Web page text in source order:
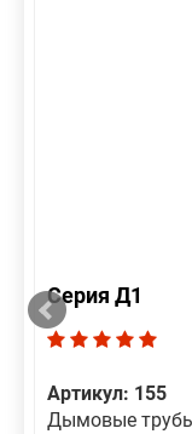
Серия Д1
Артикул: 155
Дымовые